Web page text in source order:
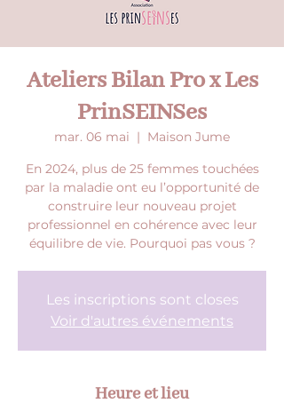
Ateliers Bilan Pro x Les
PrinSEINSes
mar. 06 mai
  |
Maison Jume
En 2024, plus de 25 femmes touchées
par la maladie ont eu l’opportunité de
construire leur nouveau projet
professionnel en cohérence avec leur
équilibre de vie. Pourquoi pas vous ?
Les inscriptions sont closes
Voir d'autres événements
Heure et lieu